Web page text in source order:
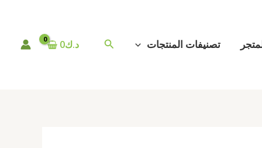
تصنيفات المنتجات البحث د.ك0